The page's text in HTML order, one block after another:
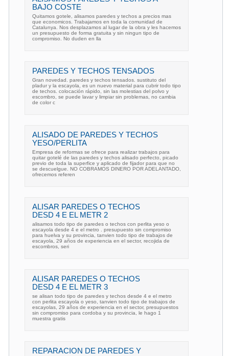
BAJO COSTE
Quitamos gotele, alisamos paredes y techos a precios mas
que economicos. Trabajamos en toda la comunidad de
Catalunya. Nos desplazamos al lugar de la obra y les hacemos
un presupuesto de forma gratuita y sin ningun tipo de
compromiso. No duden en lla
PAREDES Y TECHOS TENSADOS
Gran novedad. paredes y techos tensados. sustituto del
pladur y la escayola, es un nuevo material para cubrir todo tipo
de techos. colocación rápido, sin las molestias del polvo y
escombro, se puede lavar y limpiar sin problemas, no cambia
de color c
ALISADO DE PAREDES Y TECHOS
YESO/PERLITA
Empresa de reformas se ofrece para realizar trabajos para
quitar gotelé de las paredes y techos alisado perfecto, picado
previo de toda la superfice y aplicado de fijador para que no
se descuelgue. NO COBRAMOS DINERO POR ADELANTADO,
ofrecemos referen
ALISAR PAREDES O TECHOS
DESD 4 E EL METR 2
alisamos todo tipo de paredes o techos con perlita yeso o
escayola desde 4 e el metro . presupuesto sin compromiso
para huelva y su provincia, tanvien todo tipo de trabajos de
escayola, 29 años de experiencia en el sector, recojida de
escombros, seri
ALISAR PAREDES O TECHOS
DESD 4 E EL METR 3
se alisan todo tipo de paredes y techos desde 4 e el metro
con perlita escayola o yeso, tanvien todo tipo de trabajos de
escayolas, 29 años de experiencia en el sector, presupuestos
sin compromiso para cordoba y su provincia, le hago 1
muestra gratis
REPARACION DE PAREDES Y